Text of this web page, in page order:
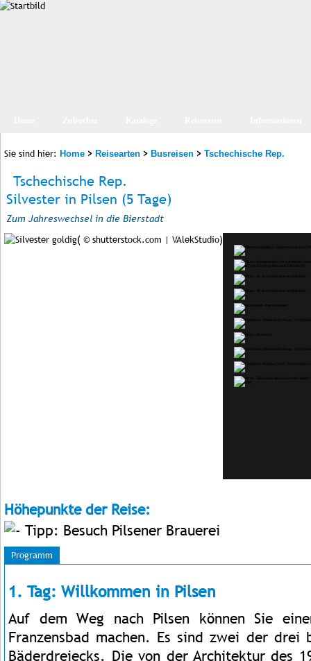
Sie sind hier: Home > Reisearten > Busreisen > Tschechische Rep.
Tschechische Rep.
Silvester in Pilsen (5 Tage)
Zum Jahreswechsel in die Bierstadt
Höhepunkte der Reise:
Tipp: Besuch Pilsener Brauerei
Programm
1. Tag: Willkommen in Pilsen
Auf dem Weg nach Pilsen können Sie
Franzensbad machen. Es sind zwei der drei
Bäderdreiecks. Die von der Architektur des